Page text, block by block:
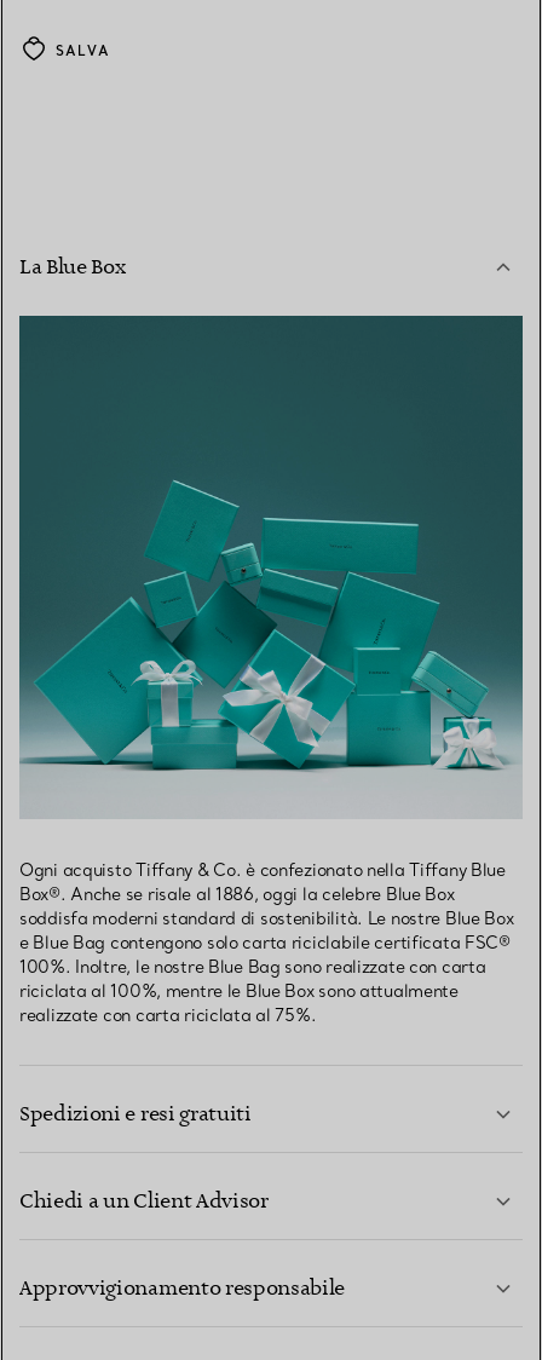
SALVA
La Blue Box
Ogni acquisto Tiffany & Co. è confezionato nella Tiffany Blue
Box®. Anche se risale al 1886, oggi la celebre Blue Box
soddisfa moderni standard di sostenibilità. Le nostre Blue Box
e Blue Bag contengono solo carta riciclabile certificata FSC®
100%. Inoltre, le nostre Blue Bag sono realizzate con carta
riciclata al 100%, mentre le Blue Box sono attualmente
realizzate con carta riciclata al 75%.
Spedizioni e resi gratuiti
Chiedi a un Client Advisor
Approvvigionamento responsabile